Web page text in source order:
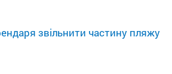
звільнити частину пляжу